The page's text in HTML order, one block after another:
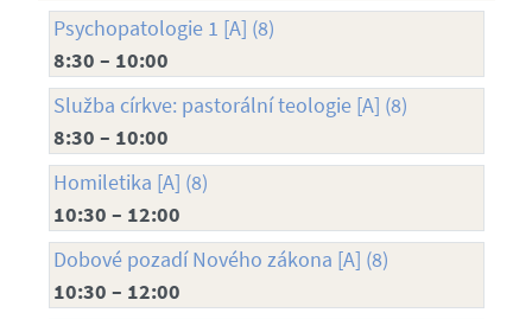
Psychopatologie 1 [A] (8)
8:30 – 10:00
Služba církve: pastorální teologie [A] (8)
8:30 – 10:00
Homiletika [A] (8)
10:30 – 12:00
Dobové pozadí Nového zákona [A] (8)
10:30 – 12:00